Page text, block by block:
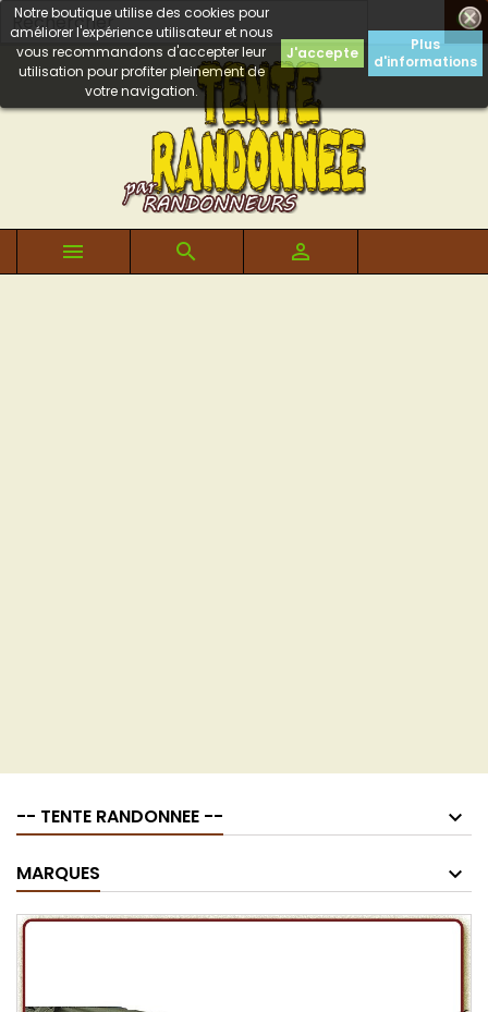

Notre boutique utilise des cookies pour
améliorer l'expérience utilisateur et nous
vous recommandons d'accepter leur
utilisation pour profiter pleinement de
votre navigation.
J'accepte
Plus
d'informations
  
-- TENTE RANDONNEE --
MARQUES